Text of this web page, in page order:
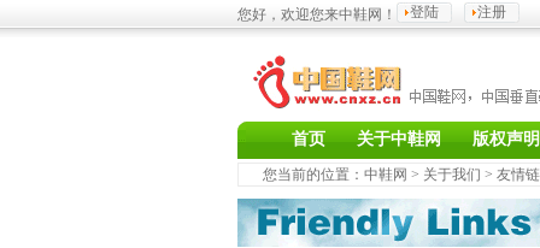
您好，欢迎您来中鞋网！ 登陆 注册
首页 关于中鞋网 版权声明
您当前的位置： 中鞋网 > 关于我们 > 友情